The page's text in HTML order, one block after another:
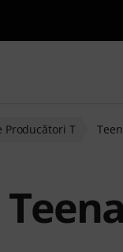
Producători T